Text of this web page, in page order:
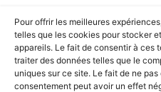
Pour offrir les meilleures
telles que les cookies pour stocker
appareils. Le fait de consentir à ces
traiter des données telles que le
uniques sur ce site. Le fait de ne
consentement peut avoir un effet
A
CUNI COMPLETE 500G
En stock